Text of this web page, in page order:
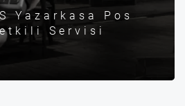
Yazarkasa Pos
Servisi